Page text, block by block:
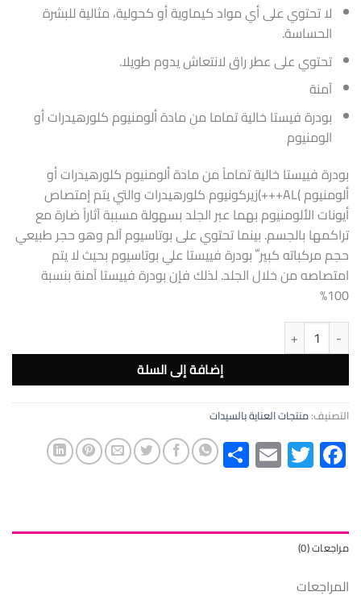
لا تحتوي على أي مواد كيماوية أو كحولية، مثالية للبشرة
الحساسة.
تحتوي على عطر راق لانتعاش يدوم طويلا.
آمنة
بودرة فيستا خالية تماما من مادة ألومنيوم كلورهيدرات أو
الومنيوم
بودرة فييستا خالية تماماً من مادة ألومنيوم كلورهيدرات أو
ألومنيوم )AL+++)زيركونيوم كلورهيدرات والتي يتم إمتصاص
أيونات الألومنيوم بهما عبر الجلد بسهولة مسببة آثاراً ضارة مع
تراكمها بالجسم. بينما تحتوي على بوتاسيوم آلم وهو حجر طبيعي
حجم مركباته كبير ّ بودرة فييستا علي بوتاسيوم بحيث لا يتم
امتصاصه من خلال الجلد. لذلك فإن بودرة فييستا آمنة بنسبة
100%
كمية خمس خمسات بودره مزيل للعرق بينك دريمز حريمى 50 مللي
إضافة إلى السلة
التصنيف:منتجات العناية بالسيدات
Facebook
Twitter
Email
Share
مراجعات (0)
المراجعات